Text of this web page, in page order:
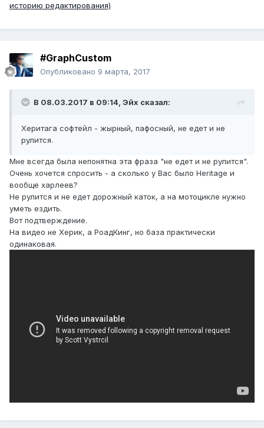
историю редактирования)
#GraphCustom
Опубликовано 9 марта, 2017
В 08.03.2017 в 09:14, Эйх сказал:
Херитага софтейл - жырный, пафосный, не едет и не
рулится.
Мне всегда была непонятна эта фраза "не едет и не рулится".
Очень хочется спросить - а сколько у Вас было Heritage и
вообще харлеев?
Не рулится и не едет дорожный каток, а на мотоцикле нужно
уметь ездить.
Вот подтверждение.
На видео не Херик, а РоадКинг, но база практически
одинаковая.